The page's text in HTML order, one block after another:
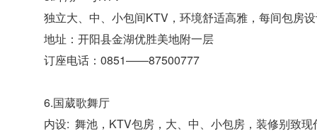
独立大、中、小包间KTV，环境舒适高雅，每间包房
地址：开阳县金湖优胜美地附一层
订座电话：0851——87500777
6.国葳歌舞厅
内设: 舞池，KTV包房，大、中、小包房，装修别致现